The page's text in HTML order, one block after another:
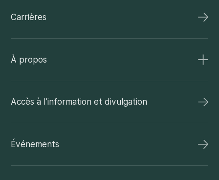
Carrières
À propos
Accès à l'information et divulgation
Événements